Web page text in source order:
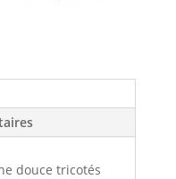
douce tricotés